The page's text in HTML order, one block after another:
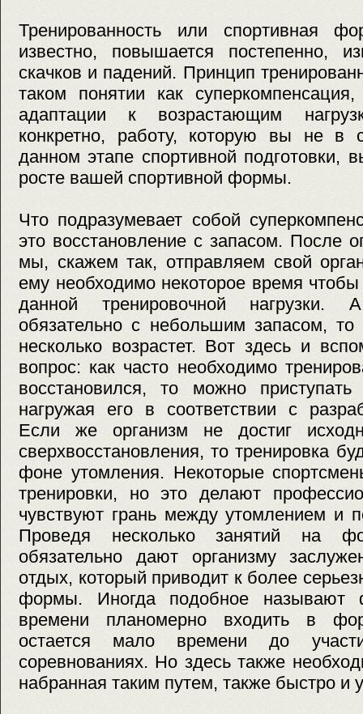
Тренированность или спортивная
известно, повышается постепенно,
скачков и падений. Принцип
таком понятии как
адаптации к возрастающим
конкретно, работу, которую вы не в
данном этапе спортивной подготовки,
росте вашей спортивной формы.
Что подразумевает собой
это восстановление с запасом. После
мы, скажем так, отправляем свой
ему необходимо некоторое время чтобы
данной тренировочной нагрузки.
обязательно с небольшим запасом, то
несколько возрастет. Вот здесь и
вопрос: как часто необходимо
восстановился, то можно
нагружая его в соответствии с
Если же организм не достиг
сверхвосстановления, то тренировка
фоне утомления. Некоторые
тренировки, но это делают
чувствуют грань между утомлением и
Проведя несколько занятий на
обязательно дают организму
отдых, который приводит к более
формы. Иногда подобное называют
времени планомерно входить в
остается мало времени до
соревнованиях. Но здесь также
набранная таким путем, также быстро и